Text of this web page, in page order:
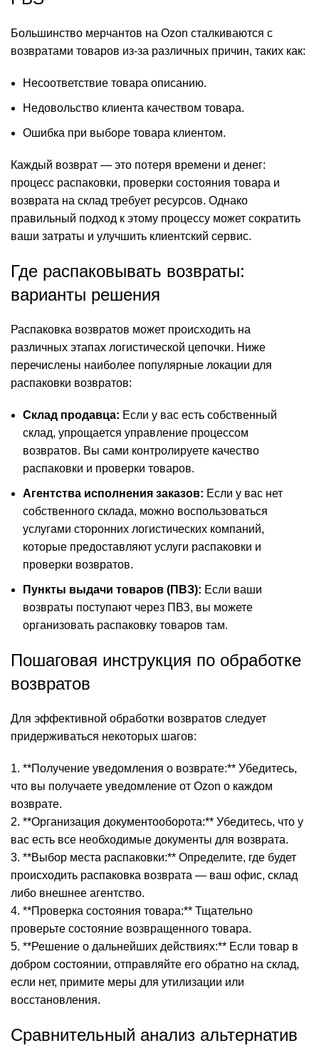
Большинство мерчантов на Ozon сталкиваются с
возвратами товаров из-за различных причин, таких как:
Несоответствие товара описанию.
Недовольство клиента качеством товара.
Ошибка при выборе товара клиентом.
Каждый возврат — это потеря времени и денег:
процесс распаковки, проверки состояния товара и
возврата на склад требует ресурсов. Однако
правильный подход к этому процессу может сократить
ваши затраты и улучшить клиентский сервис.
Где распаковывать возвраты:
варианты решения
Распаковка возвратов может происходить на
различных этапах логистической цепочки. Ниже
перечислены наиболее популярные локации для
распаковки возвратов:
Склад продавца: Если у вас есть собственный
склад, упрощается управление процессом
возвратов. Вы сами контролируете качество
распаковки и проверки товаров.
Агентства исполнения заказов: Если у вас нет
собственного склада, можно воспользоваться
услугами сторонних логистических компаний,
которые предоставляют услуги распаковки и
проверки возвратов.
Пункты выдачи товаров (ПВЗ): Если ваши
возвраты поступают через ПВЗ, вы можете
организовать распаковку товаров там.
Пошаговая инструкция по обработке
возвратов
Для эффективной обработки возвратов следует
придерживаться некоторых шагов:
1. **Получение уведомления о возврате:** Убедитесь,
что вы получаете уведомление от Ozon о каждом
возврате.
2. **Организация документооборота:** Убедитесь, что у
вас есть все необходимые документы для возврата.
3. **Выбор места распаковки:** Определите, где будет
происходить распаковка возврата — ваш офис, склад
либо внешнее агентство.
4. **Проверка состояния товара:** Тщательно
проверьте состояние возвращенного товара.
5. **Решение о дальнейших действиях:** Если товар в
добром состоянии, отправляйте его обратно на склад,
если нет, примите меры для утилизации или
восстановления.
Сравнительный анализ альтернатив